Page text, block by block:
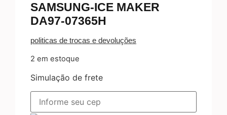
SAMSUNG-ICE MAKER
DA97-07365H
politicas de trocas e devoluções
2 em estoque
Simulação de frete